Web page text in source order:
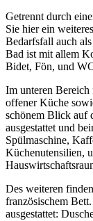
Getrennt durch
Sie hier ein
Bedarfsfall auch
Bad ist mit allem
Bidet, Fön, und
Im unteren Bereich
offener Küche
schönem Blick auf
ausgestattet und
Spülmaschine,
Küchenutensilien,
Des weiteren
französischem
ausgestattet: